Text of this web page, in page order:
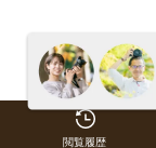
閲覧履歴